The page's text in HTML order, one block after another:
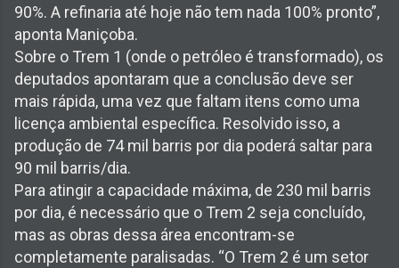
90%. A refinaria até hoje não tem nada 100% pronto”,
aponta Maniçoba.
Sobre o Trem 1 (onde o petróleo é transformado), os
deputados apontaram que a conclusão deve ser
mais rápida, uma vez que faltam itens como uma
licença ambiental específica. Resolvido isso, a
produção de 74 mil barris por dia poderá saltar para
90 mil barris/dia.
Para atingir a capacidade máxima, de 230 mil barris
por dia, é necessário que o Trem 2 seja concluído,
mas as obras dessa área encontram-se
completamente paralisadas. “O Trem 2 é um setor